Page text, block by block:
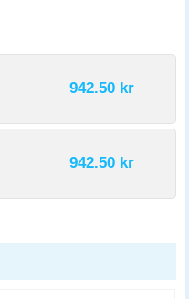
942.50 kr
942.50 kr